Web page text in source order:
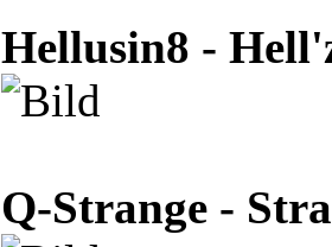
Hellusin8 -
Q-Strange -